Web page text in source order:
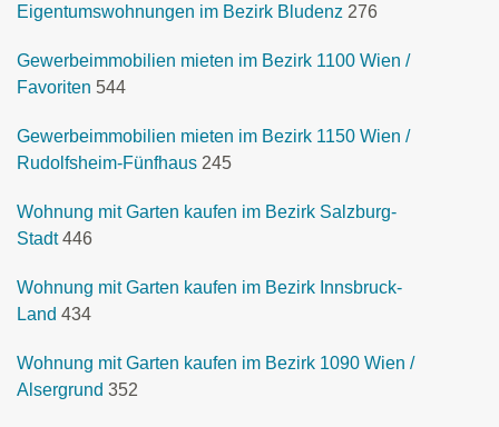
Eigentumswohnungen im Bezirk Bludenz 276
Gewerbeimmobilien mieten im Bezirk 1100 Wien /
Favoriten 544
Gewerbeimmobilien mieten im Bezirk 1150 Wien /
Rudolfsheim-Fünfhaus 245
Wohnung mit Garten kaufen im Bezirk Salzburg-
Stadt 446
Wohnung mit Garten kaufen im Bezirk Innsbruck-
Land 434
Wohnung mit Garten kaufen im Bezirk 1090 Wien /
Alsergrund 352